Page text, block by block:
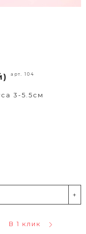
арт. 104
3-5.5см
+
В 1 клик